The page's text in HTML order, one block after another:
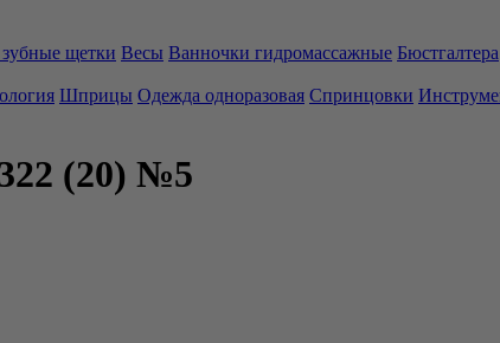
щетки Весы Ванночки гидромассажные Бюстгалтера
Шприцы Одежда одноразовая Спринцовки
(20) №5